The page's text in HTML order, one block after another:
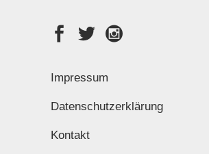
Impressum
Datenschutzerklärung
Kontakt